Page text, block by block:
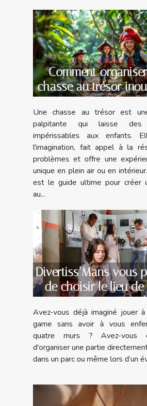
Comment
chasse au trésor
pour enfants
Une chasse au trésor est
palpitante qui laisse des
impérissables aux enfants.
l'imagination, fait appel à la
problèmes et offre une
unique en plein air ou en
est le guide ultime pour créer
au...
Divertiss’Mans vous
de choisir le lieu
escape game !
Avez-vous déjà imaginé jouer
game sans avoir à vous
quatre murs ? Avez-vous
d'organiser une partie
dans un parc ou même lors d’un